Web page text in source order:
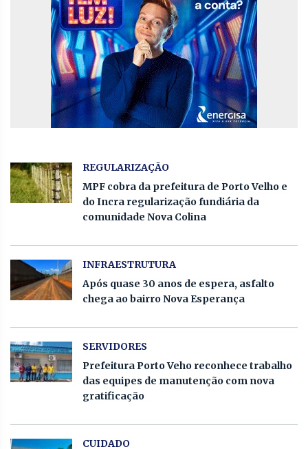
REGULARIZAÇÃO
MPF cobra da prefeitura de Porto Velho e
do Incra regularização fundiária da
comunidade Nova Colina
INFRAESTRUTURA
Após quase 30 anos de espera, asfalto
chega ao bairro Nova Esperança
SERVIDORES
Prefeitura Porto Veho reconhece trabalho
das equipes de manutenção com nova
gratificação
CUIDADO